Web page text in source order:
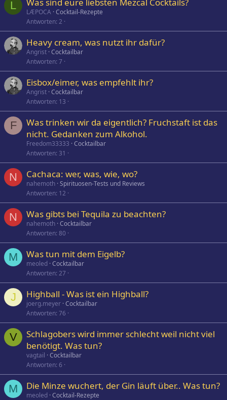
L
LÆPOCA Cocktail-Rezepte
Antworten 2
Heavy cream, was nutzt ihr dafür?
Angrist Cocktailbar
Antworten 7
Eisbox/eimer, was empfehlt ihr?
Angrist Cocktailbar
Antworten 13
F
Was trinken wir da eigentlich? Fruchstaft ist das
nicht. Gedanken zum Alkohol.
Freedom33333 Cocktailbar
Antworten 31
N Cachaca: wer, was, wie, wo?
nahemoth Spirituosen-Tests und Reviews
Antworten 12
N Was gibts bei Tequila zu beachten?
nahemoth Cocktailbar
Antworten 80
M Was tun mit dem Eigelb?
meoled Cocktailbar
Antworten 27
J Highball - Was ist ein Highball?
joerg.meyer Cocktailbar
Antworten 76
V
Schlagobers wird immer schlecht weil nicht viel
benötigt. Was tun?
vagtail Cocktailbar
Antworten 6
M Die Minze wuchert, der Gin läuft über.. Was tun?
meoled Cocktail-Rezepte